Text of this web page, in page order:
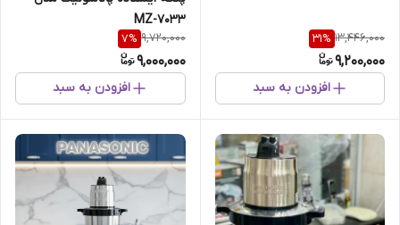
13,446,000
31%
9,200,000
افزودن به سبد
MZ-7033
9,720,000
7%
9,000,000
افزودن به سبد